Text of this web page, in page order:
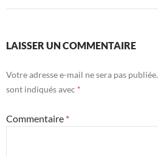
LAISSER UN COMMENTAIRE
Votre adresse e-mail ne sera pas publiée.
sont indiqués avec *
Commentaire *